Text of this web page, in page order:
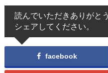
読んでいただきありがと
シェアしてください。
facebook